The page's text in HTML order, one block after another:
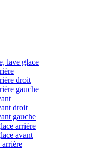
lave glace
droit
gauche
droit
gauche
arrière
avant
arrière